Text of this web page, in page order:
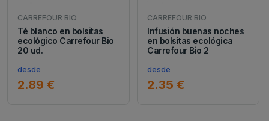
CARREFOUR BIO
Té blanco en bolsitas
ecológico Carrefour Bio
20 ud.
desde
2.89 €
CARREFOUR BIO
Infusión buenas noches
en bolsitas ecológica
Carrefour Bio 2
desde
2.35 €